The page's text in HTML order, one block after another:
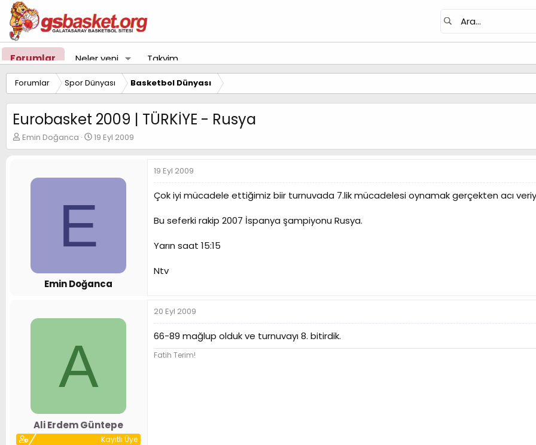
Forumlar Neler yeni Takvim
Forumlar Spor Dünyası Basketbol Dünyası
Eurobasket 2009 | TÜRKİYE - Rusya
K
o
Emin Doğanca
B
a
a
ı
a
h
i
19 Eyl 2009
E
Emin Doğanca
19 Eyl 2009
Çok iyi mücadele ettiğimiz biir turnuvada 7.lik mücadelesi oynamak gerçekten acı
Bu seferki rakip 2007 İspanya şampiyonu Rusya.
Yarın saat 15:15
Ntv
A
Ali Erdem Güntepe
Kayıtlı Üye
20 Eyl 2009
66-89 mağlup olduk ve turnuvayı 8. bitirdik.
Fatih Terim!